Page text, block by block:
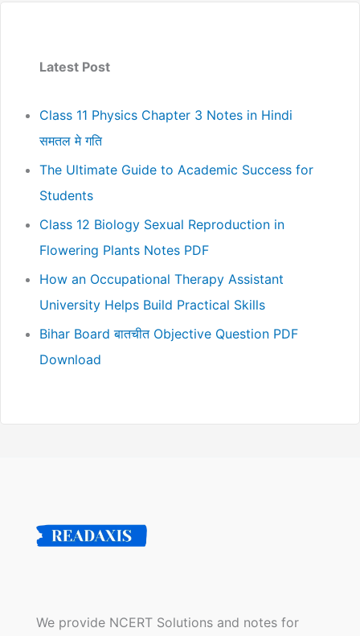
Latest Post
Class 11 Physics Chapter 3 Notes in Hindi
समतल मे गति
The Ultimate Guide to Academic Success for
Students
Class 12 Biology Sexual Reproduction in
Flowering Plants Notes PDF
How an Occupational Therapy Assistant
University Helps Build Practical Skills
Bihar Board बातचीत Objective Question PDF
Download
We provide NCERT Solutions and notes for